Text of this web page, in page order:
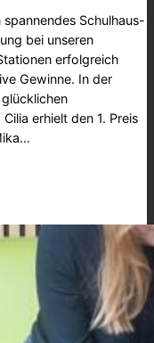
Schulhaus-
bei unseren
erfolgreich
Gewinne. In der
erhielt den 1. Preis